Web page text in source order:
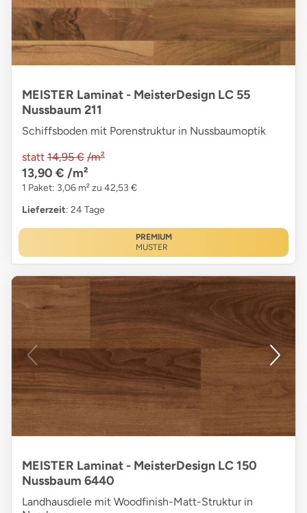
MEISTER Laminat - MeisterDesign LC 55
Nussbaum 211
Schiffsboden mit Porenstruktur in Nussbaumoptik
statt 14,95 € /m²
13,90 € /m²
1 Paket: 3,06 m² zu 42,53 €
Lieferzeit: 24 Tage
PREMIUM
MUSTER
MEISTER Laminat - MeisterDesign LC 150
Nussbaum 6440
Landhausdiele mit Woodfinish-Matt-Struktur in